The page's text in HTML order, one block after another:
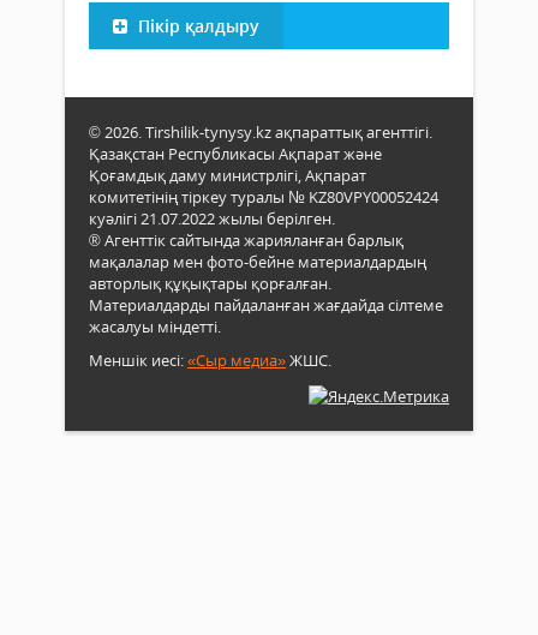
Пікір қалдыру
© 2026. Tirshilik-tynysy.kz ақпараттық агенттігі.
Қазақстан Республикасы Ақпарат және
Қоғамдық даму министрлігі, Ақпарат
комитетінің тіркеу туралы № KZ80VPY00052424
куәлігі 21.07.2022 жылы берілген.
® Агенттік сайтында жарияланған барлық
мақалалар мен фото-бейне материалдардың
авторлық құқықтары қорғалған.
Материалдарды пайдаланған жағдайда сілтеме
жасалуы міндетті.
Меншік иесі:«Сыр медиа»ЖШС.